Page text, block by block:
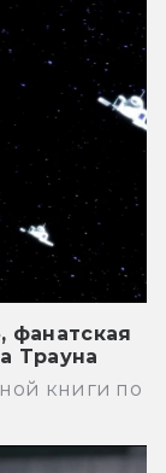
фанатская
Трауна
книги по